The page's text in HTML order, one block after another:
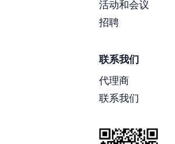
活动和会议
招聘
联系我们
代理商
联系我们